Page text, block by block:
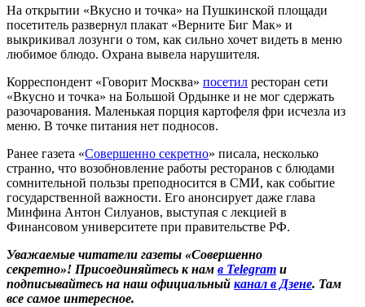
На открытии «Вкусно и точка» на Пушкинской площади
посетитель развернул плакат «Верните Биг Мак» и
выкрикивал лозунги о том, как сильно хочет видеть в меню
любимое блюдо. Охрана вывела нарушителя.
Корреспондент «Говорит Москва» посетил ресторан сети
«Вкусно и точка» на Большой Ордынке и не мог сдержать
разочарования. Маленькая порция картофеля фри исчезла из
меню. В точке питания нет подносов.
Ранее газета «Совершенно секретно» писала, несколько
странно, что возобновление работы ресторанов с блюдами
сомнительной пользы преподносится в СМИ, как событие
государственной важности. Его анонсирует даже глава
Минфина Антон Силуанов, выступая с лекцией в
Финансовом университете при правительстве РФ.
Уважаемые читатели газеты «Совершенно
секретно»! Присоединяйтесь к нам в Telegram и
подписывайтесь на наш официальный канал в Дзене. Там
все самое интересное.